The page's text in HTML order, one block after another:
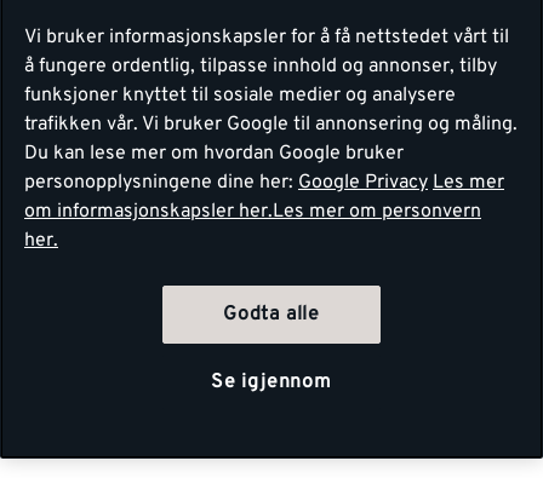
Vi bruker informasjonskapsler for å få nettstedet vårt til
å fungere ordentlig, tilpasse innhold og annonser, tilby
funksjoner knyttet til sosiale medier og analysere
trafikken vår. Vi bruker Google til annonsering og måling.
Du kan lese mer om hvordan Google bruker
personopplysningene dine her: Google Privacy Les mer
om informasjonskapsler her.Les mer om personvern
her.
Godta alle
Se igjennom